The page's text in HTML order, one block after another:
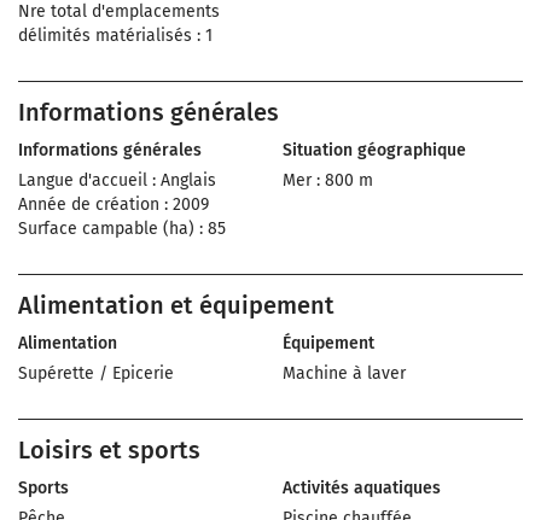
Nre total d'emplacements
délimités matérialisés : 1
Informations générales
Informations générales
Langue d'accueil : Anglais
Année de création : 2009
Surface campable (ha) : 85
Situation géographique
Mer : 800 m
Alimentation et équipement
Alimentation
Supérette / Epicerie
Équipement
Machine à laver
Loisirs et sports
Sports
Activités aquatiques